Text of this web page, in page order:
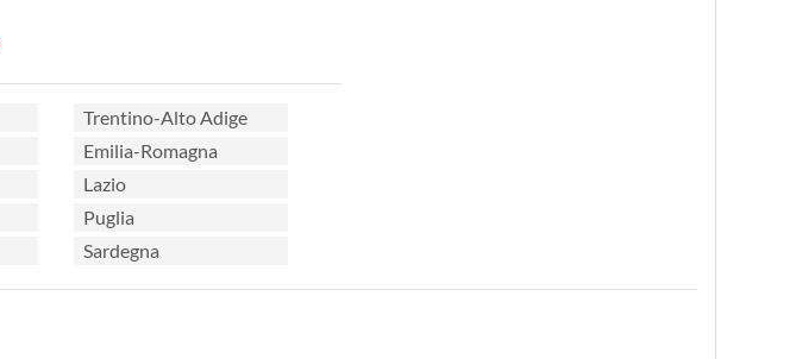
Trentino-Alto Adige
Emilia-Romagna
Lazio
Puglia
Sardegna